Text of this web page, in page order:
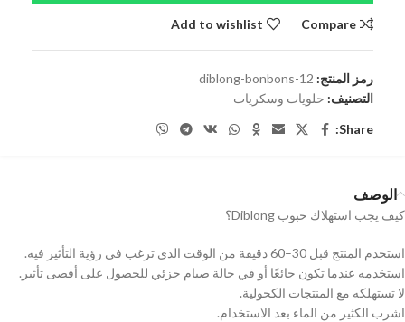
Compare
Add to wishlist
رمز المنتج: diblong-bonbons-12
التصنيف: حلويات وسكريات
Share:
الوصف
كيف يجب استهلاك حبوب Diblong؟
استخدم المنتج قبل 30–60 دقيقة من الوقت الذي ترغب في رؤية التأثير فيه.
استخدمه عندما تكون جائعًا أو في حالة صيام جزئي للحصول على أقصى تأثير.
لا تستهلكه مع المنتجات الكحولية.
اشرب الكثير من الماء بعد الاستخدام.